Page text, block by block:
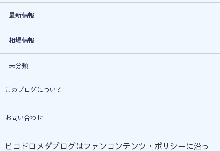
最新情報
相場情報
未分類
このブログについて
お問い合わせ
ピコドロメダブログはファンコンテンツ・ポリシーに沿っ